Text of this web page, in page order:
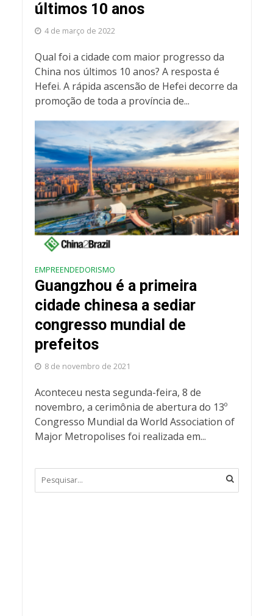
últimos 10 anos
4 de março de 2022
Qual foi a cidade com maior progresso da
China nos últimos 10 anos? A resposta é
Hefei. A rápida ascensão de Hefei decorre da
promoção de toda a província de...
EMPREENDEDORISMO
Guangzhou é a primeira
cidade chinesa a sediar
congresso mundial de
prefeitos
8 de novembro de 2021
Aconteceu nesta segunda-feira, 8 de
novembro, a cerimônia de abertura do 13º
Congresso Mundial da World Association of
Major Metropolises foi realizada em...